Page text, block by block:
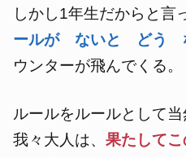
しかし1年生だからと言
ールが ないと どう
ウンターが飛んでくる。
ルールをルールとして
我々大人は、果たして